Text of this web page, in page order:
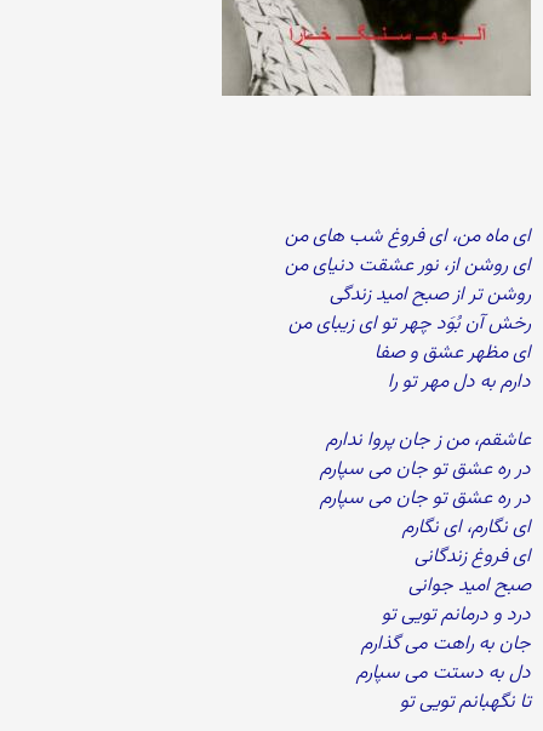
ای ماه من، ای فروغ شب های من
ای روشن از، نور عشقت دنیای من
روشن تر از صبح امید زندگی
رخش آن بُوَد چهر تو ای زیبای من
ای مظهر عشق و صفا
دارم به دل مهر تو را
عاشقم، من ز جان پروا ندارم
در ره عشق تو جان می سپارم
در ره عشق تو جان می سپارم
ای نگارم، ای نگارم
ای فروغ زندگانی
صبح امید جوانی
درد و درمانم تویی تو
جان به راهت می گذارم
دل به دستت می سپارم
تا نگهبانم تویی تو